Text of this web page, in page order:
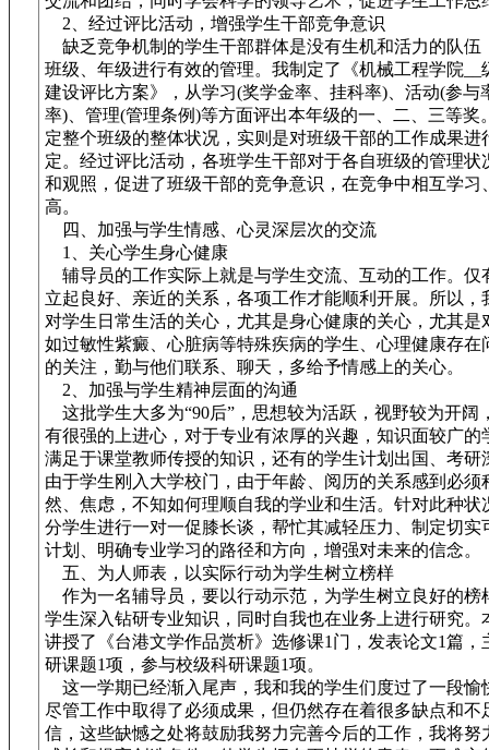
2、经过评比活动，增强学生干部竞争意识
缺乏竞争机制的学生干部群体是没有生机和活力的队伍
班级、年级进行有效的管理。我制定了《机械工程学院__
建设评比方案》，从学习(奖学金率、挂科率)、活动(参与
率)、管理(管理条例)等方面评出本年级的一、二、三等奖
定整个班级的整体状况，实则是对班级干部的工作成果进
定。经过评比活动，各班学生干部对于各自班级的管理状
和观照，促进了班级干部的竞争意识，在竞争中相互学习
高。
四、加强与学生情感、心灵深层次的交流
1、关心学生身心健康
辅导员的工作实际上就是与学生交流、互动的工作。仅
立起良好、亲近的关系，各项工作才能顺利开展。所以，
对学生日常生活的关心，尤其是身心健康的关心，尤其是
如过敏性紫癜、心脏病等特殊疾病的学生、心理健康存在
的关注，勤与他们联系、聊天，多给予情感上的关心。
2、加强与学生精神层面的沟通
这批学生大多为“90后”，思想较为活跃，视野较为开阔
有很强的上进心，对于专业有浓厚的兴趣，知识面较广的
满足于课堂教师传授的知识，还有的学生计划出国、考研
由于学生刚入大学校门，由于年龄、阅历的关系感到必须
然、焦虑，不知如何理顺自我的学业和生活。针对此种状
分学生进行一对一促膝长谈，帮忙其减轻压力、制定切实
计划、明确专业学习的路径和方向，增强对未来的信念。
五、为人师表，以实际行动为学生树立榜样
作为一名辅导员，要以行动示范，为学生树立良好的榜
学生深入钻研专业知识，同时自我也在业务上进行研究。
讲授了《台港文学作品赏析》选修课1门，发表论文1篇，
研课题1项，参与校级科研课题1项。
这一学期已经渐入尾声，我和我的学生们度过了一段愉
尽管工作中取得了必须成果，但仍然存在着很多缺点和不
信，这些缺憾之处将鼓励我努力完善今后的工作，我将努